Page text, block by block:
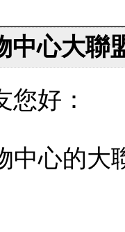
中心大聯
您好：
中心的大